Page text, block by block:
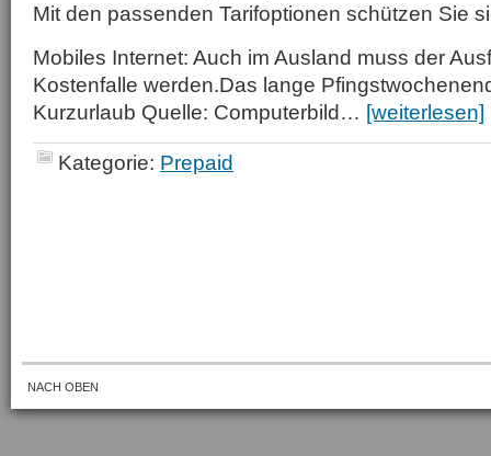
Mit den passenden Tarifoptionen schützen Sie
Mobiles Internet: Auch im Ausland muss der
Kostenfalle werden.Das lange
Kurzurlaub Quelle: Computerbild… [weiterlesen]
Kategorie: Prepaid
NACH OBEN